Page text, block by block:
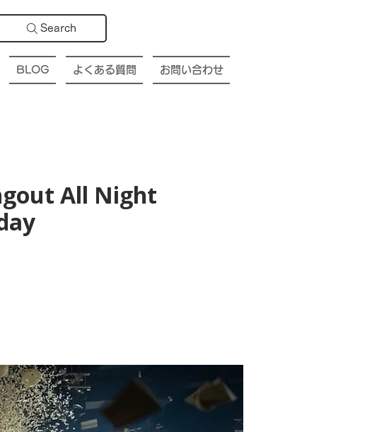
Search
BLOG よくある質問 お問い合わせ
All Night